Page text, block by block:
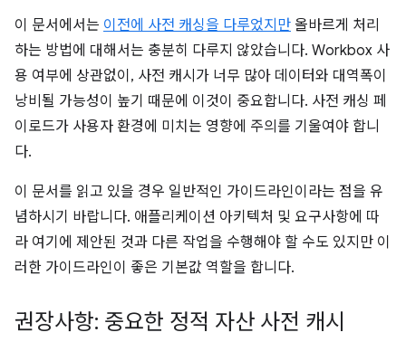
이 문서에서는 이전에 사전 캐싱을 다루었지만 올바르게 처리
하는 방법에 대해서는 충분히 다루지 않았습니다. Workbox 사
용 여부에 상관없이, 사전 캐시가 너무 많아 데이터와 대역폭이
낭비될 가능성이 높기 때문에 이것이 중요합니다. 사전 캐싱 페
이로드가 사용자 환경에 미치는 영향에 주의를 기울여야 합니
다.
이 문서를 읽고 있을 경우 일반적인 가이드라인이라는 점을 유
념하시기 바랍니다. 애플리케이션 아키텍처 및 요구사항에 따
라 여기에 제안된 것과 다른 작업을 수행해야 할 수도 있지만 이
러한 가이드라인이 좋은 기본값 역할을 합니다.
권장사항: 중요한 정적 자산 사전 캐시